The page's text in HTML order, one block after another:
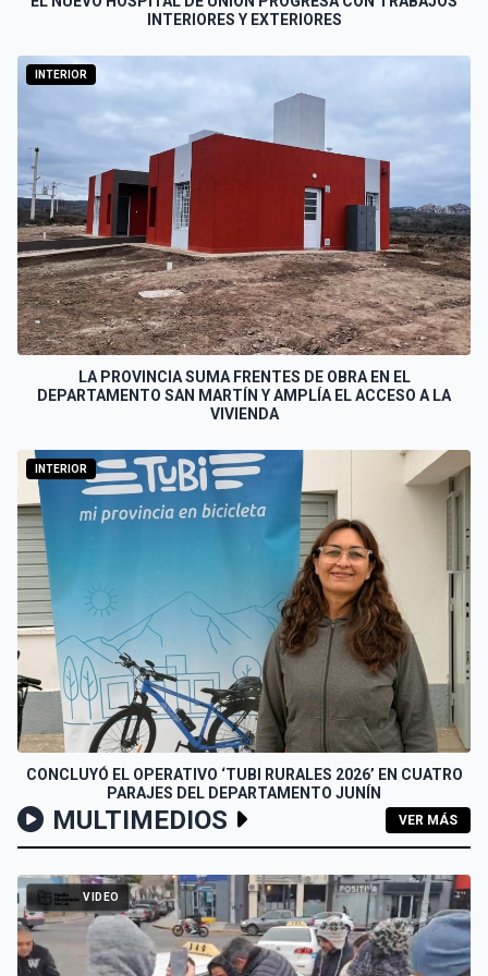
INTERIORES Y EXTERIORES
INTERIOR
LA PROVINCIA SUMA FRENTES DE OBRA EN EL
DEPARTAMENTO SAN MARTÍN Y AMPLÍA EL ACCESO A LA
VIVIENDA
INTERIOR
CONCLUYÓ EL OPERATIVO ‘TUBI RURALES 2026’ EN CUATRO
PARAJES DEL DEPARTAMENTO JUNÍN
MULTIMEDIOS VER MÁS
VIDEO